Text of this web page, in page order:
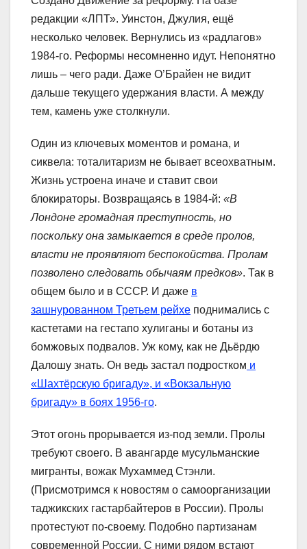
редакции «ЛПТ». Уинстон, Джулия, ещё
несколько человек. Вернулись из «радлагов»
1984-го. Реформы несомненно идут. Непонятно
лишь – чего ради. Даже О’Брайен не видит
дальше текущего удержания власти. А между
тем, камень уже столкнули.
Один из ключевых моментов и романа, и
сиквела: тоталитаризм не бывает всеохватным.
Жизнь устроена иначе и ставит свои
блокираторы. Возвращаясь в 1984-й: «В
Лондоне громадная преступность, но
поскольку она замыкается в среде пролов,
власти не проявляют беспокойства. Пролам
позволено следовать обычаям предков». Так в
общем было и в СССР. И даже в
зашнурованном Третьем рейхе поднимались с
кастетами на гестапо хулиганы и ботаны из
бомжовых подвалов. Уж кому, как не Дьёрдю
Далошу знать. Он ведь застал подростком и
«Шахтёрскую бригаду», и «Вокзальную
бригаду» в боях 1956-го.
Этот огонь прорывается из-под земли. Пролы
требуют своего. В авангарде мусульманские
мигранты, вожак Мухаммед Стэнли.
(Присмотримся к новостям о самоорганизации
таджикских гастарбайтеров в России). Пролы
протестуют по-своему. Подобно партизанам
современной России. С ними рядом встают